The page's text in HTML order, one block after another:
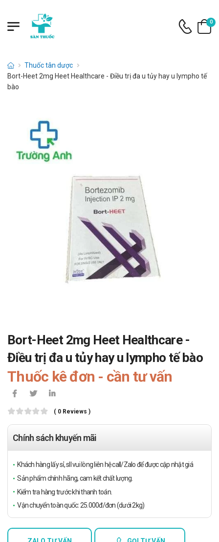
0
Thuốc tân dược
Bort-Heet 2mg Heet Healthcare - Điều trị đa u tủy hay u lympho tế
bào
Bort-Heet 2mg Heet Healthcare -
Điều trị đa u tủy hay u lympho tế bào
Thuốc kê đơn - cần tư vấn
( 0 Reviews )
Chính sách khuyến mãi
Khách hàng lấy sỉ, sll vui lòng liên hệ call/Zalo để được cập nhật giá
Sản phẩm chính hãng, cam kết chất lượng.
Kiểm tra hàng trước khi thanh toán.
Vận chuyển toàn quốc: 25.000đ/đơn (dưới 2kg)